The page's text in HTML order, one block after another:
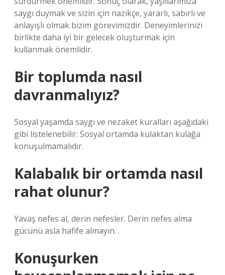
saygı duymak ve sizin için nazikçe, yararlı, sabırlı ve
anlayışlı olmak bizim görevimizdir. Deneyimlerinizi
birlikte daha iyi bir gelecek oluşturmak için
kullanmak önemlidir.
Bir toplumda nasıl
davranmalıyız?
Sosyal yaşamda saygı ve nezaket kuralları aşağıdaki
gibi listelenebilir: Sosyal ortamda kulaktan kulağa
konuşulmamalıdır.
Kalabalık bir ortamda nasıl
rahat olunur?
Yavaş nefes al, derin nefesler. Derin nefes alma
gücünü asla hafife almayın. .
Konuşurken